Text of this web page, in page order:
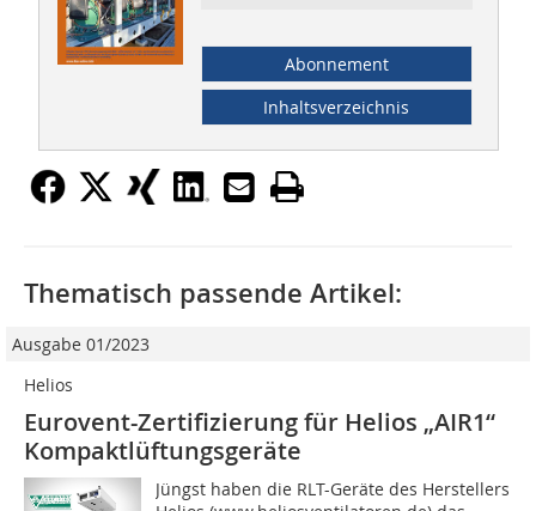
Abonnement
Inhaltsverzeichnis
Thematisch passende Artikel:
Ausgabe 01/2023
Helios
Eurovent-Zertifizierung für Helios „AIR1“
Kompaktlüftungsgeräte
Jüngst haben die RLT-Geräte des Herstellers